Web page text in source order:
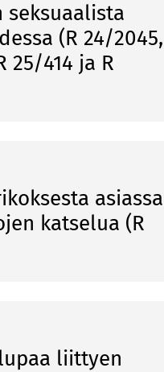
seksuaalista
(R 24/
25/414 ja R
katselua (R
liittyen